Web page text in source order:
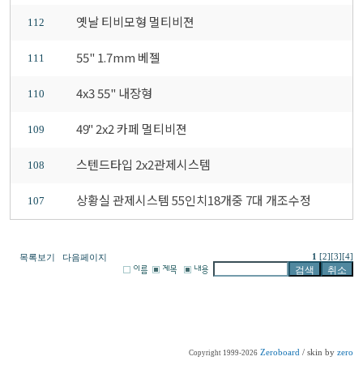
112 옛날 티비모형 멀티비젼
111 55" 1.7mm 베젤
110 4x3 55" 내장형
109 49" 2x2 카페 멀티비젼
108 스텐드타입 2x2관제시스템
107 상황실 관제시스템 55인치18개중 7대 개조수정
목록보기 다음페이지 1 [2] [3] [4]
Copyright 1999-2026 Zeroboard / skin by zero